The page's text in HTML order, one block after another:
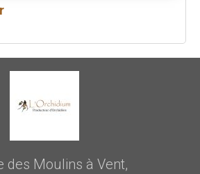
des Moulins à Vent,